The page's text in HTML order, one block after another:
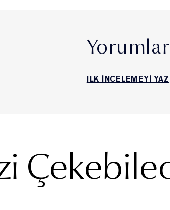
Yorumlar
ILK INCELEMEYI YAZ
sıfatıyla, siz değerli müşterilerimizi KVKK
aydınlatma yükümlülüğümüz
KVKK Kapsamında kişisel veri kimliği
genetik verileri (“Özel Nitelikli Kişisel
kapsamda Kişisel Veri tanımı Özel
de kapsamaktadır.